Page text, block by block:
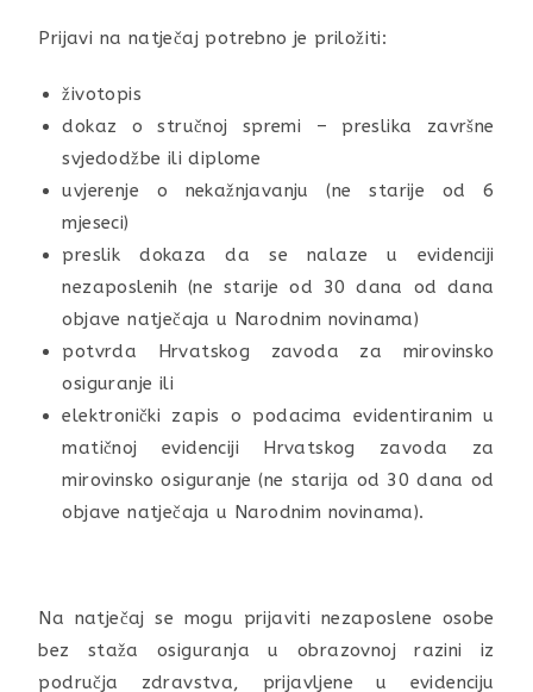
Prijavi na natječaj potrebno je priložiti:
životopis
dokaz o stručnoj spremi – preslika završne
svjedodžbe ili diplome
uvjerenje o nekažnjavanju (ne starije od 6
mjeseci)
preslik dokaza da se nalaze u evidenciji
nezaposlenih (ne starije od 30 dana od dana
objave natječaja u Narodnim novinama)
potvrda Hrvatskog zavoda za mirovinsko
osiguranje ili
elektronički zapis o podacima evidentiranim u
matičnoj evidenciji Hrvatskog zavoda za
mirovinsko osiguranje (ne starija od 30 dana od
objave natječaja u Narodnim novinama).
Na natječaj se mogu prijaviti nezaposlene osobe
bez staža osiguranja u obrazovnoj razini iz
područja zdravstva, prijavljene u evidenciju